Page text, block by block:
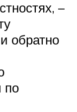
–
обратно
по